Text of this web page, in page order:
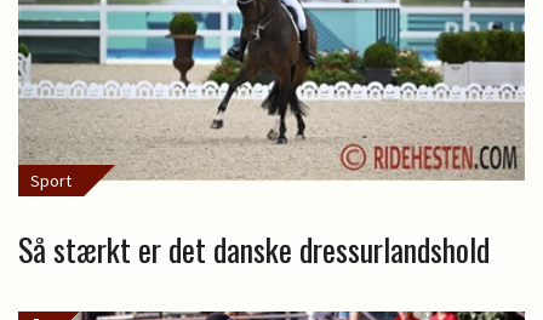
Sport
Så stærkt er det danske dressurlandshold